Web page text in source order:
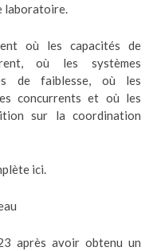
laboratoire.
où les capacités de
où les systèmes
de faiblesse, où les
concurrents et où les
sur la coordination
ici.
après avoir obtenu un